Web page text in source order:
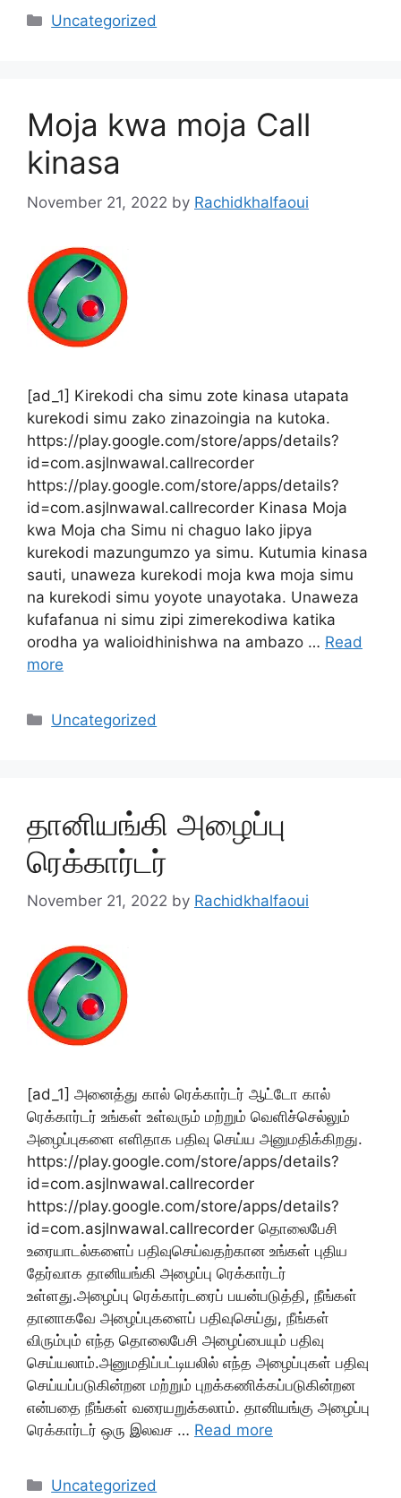
Categories
Uncategorized
Moja kwa moja Call
kinasa
November 21, 2022 by Rachidkhalfaoui
[ad_1] Kirekodi cha simu zote kinasa utapata
kurekodi simu zako zinazoingia na kutoka.
https://play.google.com/store/apps/details?
id=com.asjlnwawal.callrecorder
https://play.google.com/store/apps/details?
id=com.asjlnwawal.callrecorder Kinasa Moja
kwa Moja cha Simu ni chaguo lako jipya
kurekodi mazungumzo ya simu. Kutumia kinasa
sauti, unaweza kurekodi moja kwa moja simu
na kurekodi simu yoyote unayotaka. Unaweza
kufafanua ni simu zipi zimerekodiwa katika
orodha ya walioidhinishwa na ambazo … Read
more
Categories
Uncategorized
தானியங்கி அழைப்பு
ரெக்கார்டர்
November 21, 2022 by Rachidkhalfaoui
[ad_1] அனைத்து கால் ரெக்கார்டர் ஆட்டோ கால்
ரெக்கார்டர் உங்கள் உள்வரும் மற்றும் வெளிச்செல்லும்
அழைப்புகளை எளிதாக பதிவு செய்ய அனுமதிக்கிறது.
https://play.google.com/store/apps/details?
id=com.asjlnwawal.callrecorder
https://play.google.com/store/apps/details?
id=com.asjlnwawal.callrecorder தொலைபேசி
உரையாடல்களைப் பதிவுசெய்வதற்கான உங்கள் புதிய
தேர்வாக தானியங்கி அழைப்பு ரெக்கார்டர்
உள்ளது.அழைப்பு ரெக்கார்டரைப் பயன்படுத்தி, நீங்கள்
தானாகவே அழைப்புகளைப் பதிவுசெய்து, நீங்கள்
விரும்பும் எந்த தொலைபேசி அழைப்பையும் பதிவு
செய்யலாம்.அனுமதிப்பட்டியலில் எந்த அழைப்புகள் பதிவு
செய்யப்படுகின்றன மற்றும் புறக்கணிக்கப்படுகின்றன
என்பதை நீங்கள் வரையறுக்கலாம். தானியங்கு அழைப்பு
ரெக்கார்டர் ஒரு இலவச … Read more
Categories
Uncategorized